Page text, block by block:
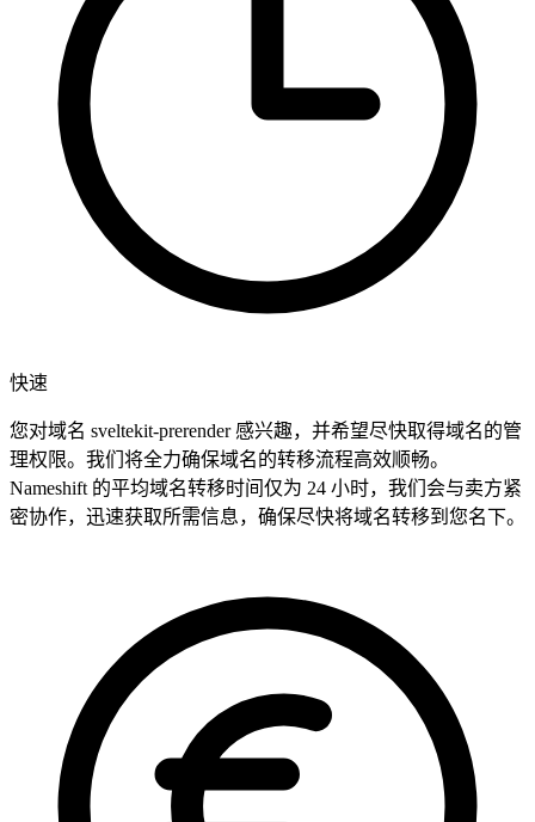
快速
您对域名 sveltekit-prerender 感兴趣，并希望尽快取得域名的管
理权限。我们将全力确保域名的转移流程高效顺畅。
Nameshift 的平均域名转移时间仅为 24 小时，我们会与卖方紧
密协作，迅速获取所需信息，确保尽快将域名转移到您名下。